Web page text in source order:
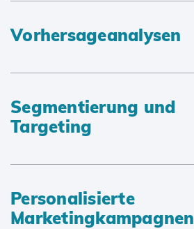
Vorhersageanalysen
Segmentierung und
Targeting
Personalisierte
Marketingkampagnen